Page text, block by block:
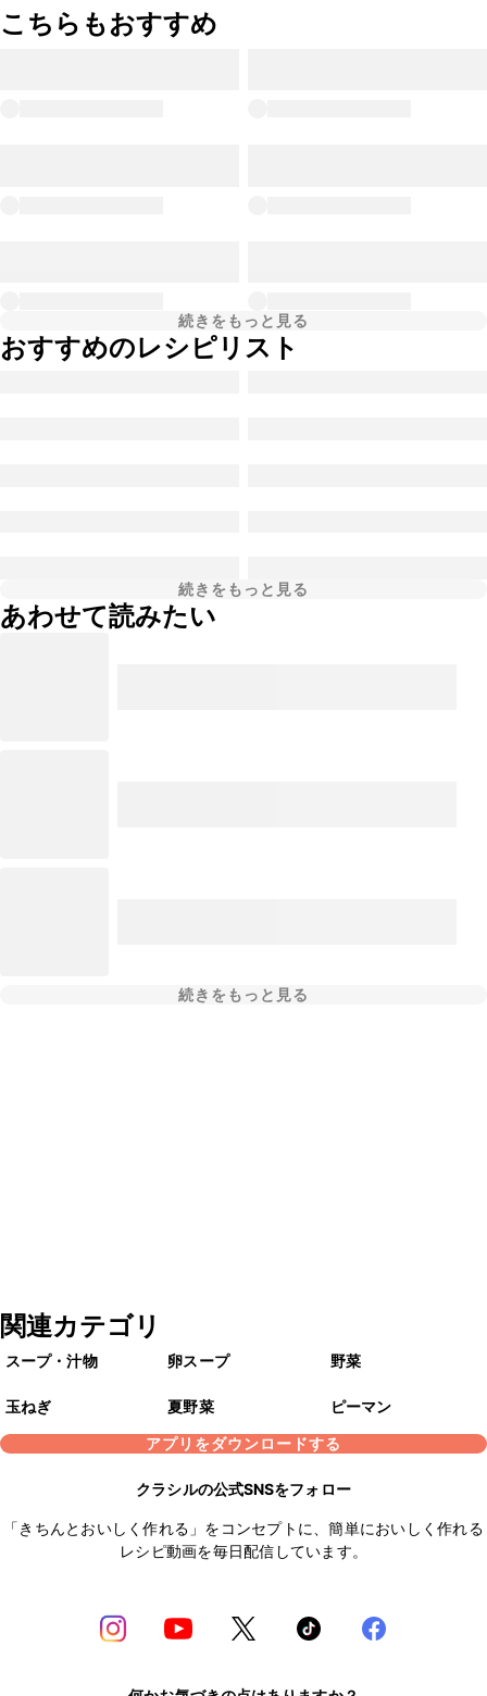
こちらもおすすめ
続きをもっと見る
おすすめのレシピリスト
続きをもっと見る
あわせて読みたい
続きをもっと見る
関連カテゴリ
スープ・汁物 卵スープ 野菜
玉ねぎ 夏野菜
ピーマン
アプリをダウンロードする
クラシルの公式SNSをフォロー
「きちんとおいしく作れる」をコンセプトに、簡単においしく作れる
レシピ動画を毎日配信しています。